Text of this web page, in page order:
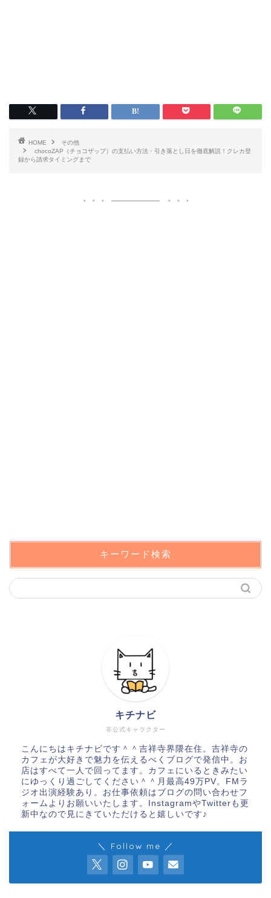
HOME
その他
chocoZAP（チョコザップ）の支払い方法・引き落とし日を徹底解説！クレカ登
録から請求タイミングまで
キーワード検索
非公式キャラクター
キチナビ
こんにちはキチナビです＾＾吉祥寺界隈在住。吉祥寺の
カフェが大好きで魅力を伝えるべくブログで発信中。お
店はすべて一人で回ってます。カフェにいるときみたい
にゆっくり過ごしてください＾＾月最高49万PV。FMラ
ジオ出演経験あり。お仕事依頼はブログの問い合わせフ
ォームよりお願いいたします。InstagramやTwitterも更
新中なので見にきていただけると嬉しいです♪
＼ Follow me ／